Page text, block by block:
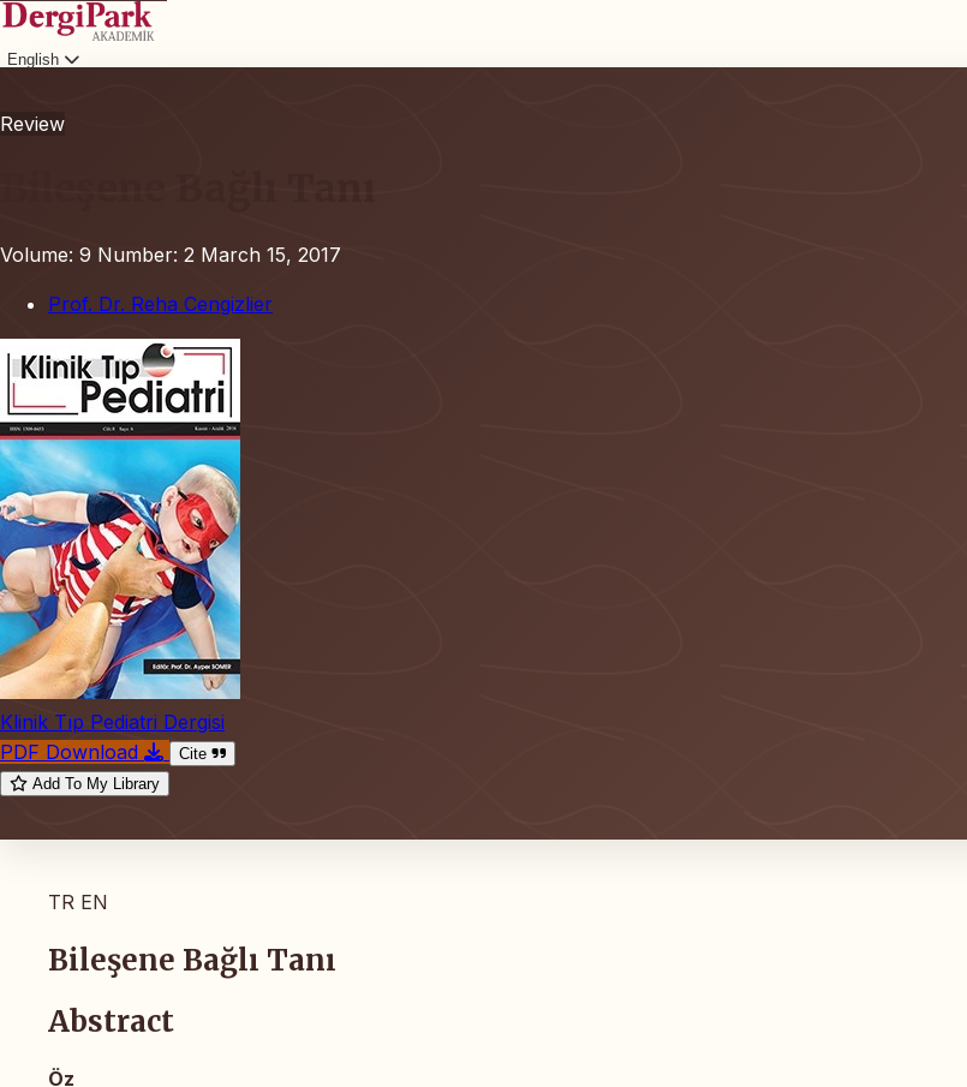
English
Review
Volume: 9 Number: 2 March 15, 2017
Prof. Dr. Reha Cengizlier
Klinik Tıp Pediatri Dergisi
PDF Download
Cite
Add To My Library
TR EN
Bileşene Bağlı Tanı
Abstract
Öz